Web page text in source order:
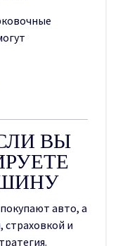
ВЫ
авто, а
страховкой и